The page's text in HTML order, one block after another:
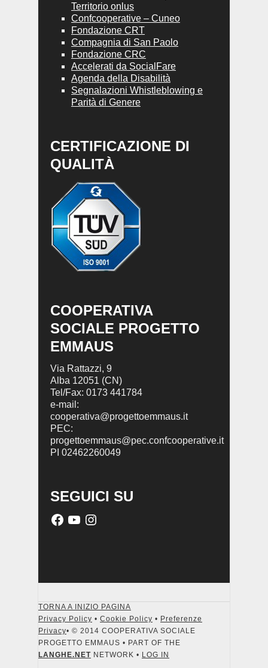
Territorio onlus
Confcooperative – Cuneo
Fondazione CRT
Compagnia di San Paolo
Fondazione CRC
Accelerati da SocialFare
Agenda della Disabilità
Segnalazioni Whistleblowing e
Parità di Genere
CERTIFICAZIONE DI
QUALITÀ
COOPERATIVA
SOCIALE PROGETTO
EMMAUS
Via Rattazzi, 9
Alba 12051 (CN)
Tel/Fax: 0173 441784
e-mail:
cooperativa@progettoemmaus.it
PEC:
progettoemmaus@pec.confcooperative.it
PI 02462260049
SEGUICI SU
TORNA A INIZIO PAGINA
Privacy Policy • Cookie Policy • Preferenze
Privacy• © 2014 COOPERATIVA SOCIALE
PROGETTO EMMAUS • PART OF THE
LANGHE.NET NETWORK • LOG IN